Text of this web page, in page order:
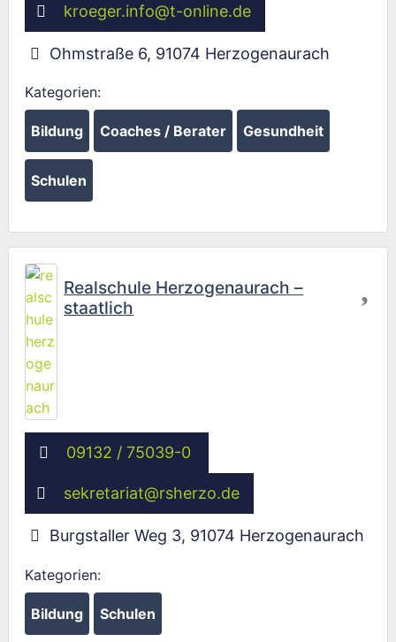
kroeger.info@t-online.de
Ohmstraße 6, 91074 Herzogenaurach
Kategorien:
Bildung Coaches / Berater Gesundheit
Schulen
Realschule Herzogenaurach –
staatlich
09132 / 75039-0
sekretariat@rsherzo.de
Burgstaller Weg 3, 91074 Herzogenaurach
Kategorien:
Bildung Schulen